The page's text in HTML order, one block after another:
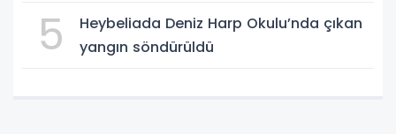
5
Heybeliada Deniz Harp Okulu’nda çıkan
yangın söndürüldü